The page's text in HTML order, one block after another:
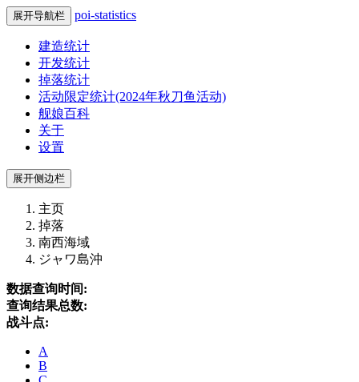
展开导航栏 poi-statistics
建造统计
开发统计
掉落统计
活动限定统计(2024年秋刀鱼活动)
舰娘百科
关于
设置
展开侧边栏
主页
掉落
南西海域
ジャワ島沖
数据查询时间:
查询结果总数:
战斗点:
A
B